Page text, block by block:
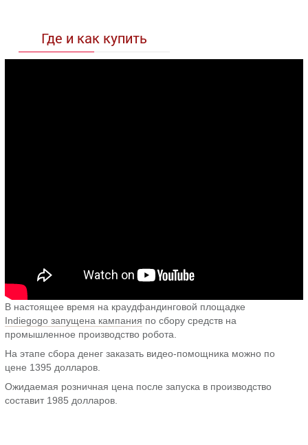
Где и как купить
В настоящее время на краудфандинговой площадке
Indiegogo запущена кампания по сбору средств на
промышленное производство робота.
На этапе сбора денег заказать видео-помощника можно по
цене 1395 долларов.
Ожидаемая розничная цена после запуска в производство
составит 1985 долларов.